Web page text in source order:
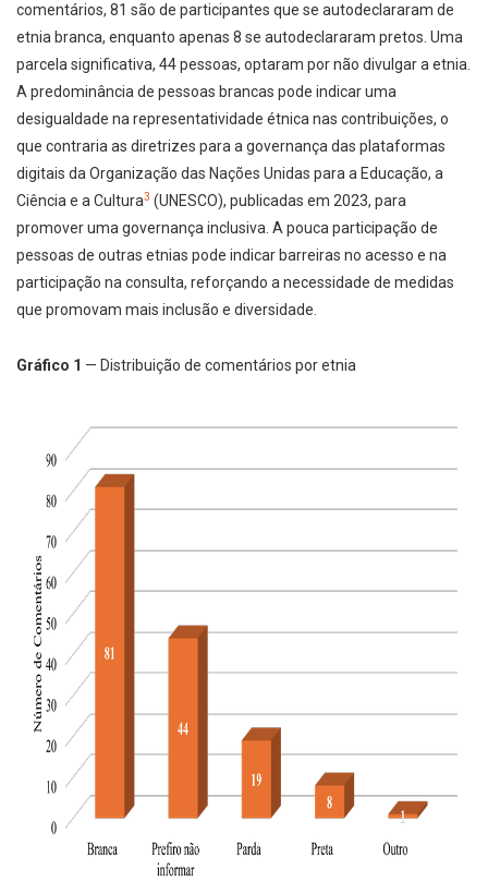
comentários, 81 são de participantes que se autodeclararam de
etnia branca, enquanto apenas 8 se autodeclararam pretos. Uma
parcela significativa, 44 pessoas, optaram por não divulgar a etnia.
A predominância de pessoas brancas pode indicar uma
desigualdade na representatividade étnica nas contribuições, o
que contraria as diretrizes para a governança das plataformas
digitais da Organização das Nações Unidas para a Educação, a
Ciência e a Cultura3 (UNESCO), publicadas em 2023, para
promover uma governança inclusiva. A pouca participação de
pessoas de outras etnias pode indicar barreiras no acesso e na
participação na consulta, reforçando a necessidade de medidas
que promovam mais inclusão e diversidade.
Gráfico 1 — Distribuição de comentários por etnia